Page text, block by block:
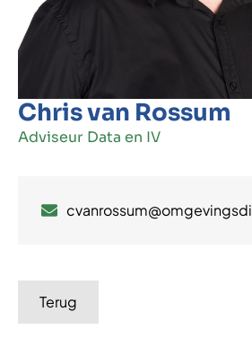
Chris van Rossum
Adviseur Data en IV
Terug